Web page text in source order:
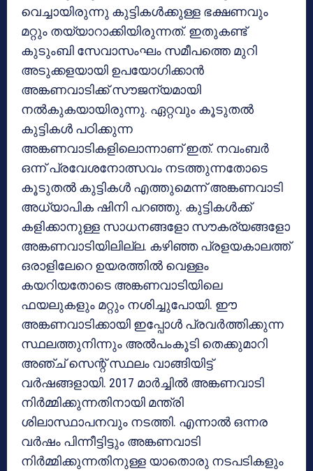
വെച്ചായിരുന്നു കുട്ടികള്‍ക്കുള്ള ഭക്ഷണവും
മറ്റും തയ്യാറാക്കിയിരുന്നത്. ഇതുകണ്ട്
കുടുംബി സേവാസംഘം സമീപത്തെ മുറി
അടുക്കളയായി ഉപയോഗിക്കാന്‍
അങ്കണവാടിക്ക് സൗജന്യമായി
നല്‍കുകയായിരുന്നു. ഏറ്റവും കൂടുതല്‍
കുട്ടികള്‍ പഠിക്കുന്ന
അങ്കണവാടികളിലൊന്നാണ് ഇത്. നവംബര്‍
ഒന്ന് പ്രവേശനോത്സവം നടത്തുന്നതോടെ
കൂടുതല്‍ കുട്ടികള്‍ എത്തുമെന്ന് അങ്കണവാടി
അധ്യാപിക ഷിനി പറഞ്ഞു. കുട്ടികള്‍ക്ക്
കളിക്കാനുള്ള സാധനങ്ങളോ സൗകര്യങ്ങളോ
അങ്കണവാടിയിലില്ല. കഴിഞ്ഞ പ്രളയകാലത്ത്
ഒരാളിലേറെ ഉയരത്തില്‍ വെള്ളം
കയറിയതോടെ അങ്കണവാടിയിലെ
ഫയലുകളും മറ്റും നശിച്ചുപോയി. ഈ
അങ്കണവാടിക്കായി ഇപ്പോള്‍ പ്രവര്‍ത്തിക്കുന്ന
സ്ഥലത്തുനിന്നും അല്‍പംകൂടി തെക്കുമാറി
അഞ്ച് സെന്റ് സ്ഥലം വാങ്ങിയിട്ട്
വര്‍ഷങ്ങളായി. 2017 മാര്‍ച്ചില്‍ അങ്കണവാടി
നിര്‍മ്മിക്കുന്നതിനായി മന്ത്രി
ശിലാസ്ഥാപനവും നടത്തി. എന്നാല്‍ ഒന്നര
വര്‍ഷം പിന്നീട്ടിട്ടും അങ്കണവാടി
നിര്‍മ്മിക്കുന്നതിനുള്ള യാതൊരു നടപടികളും